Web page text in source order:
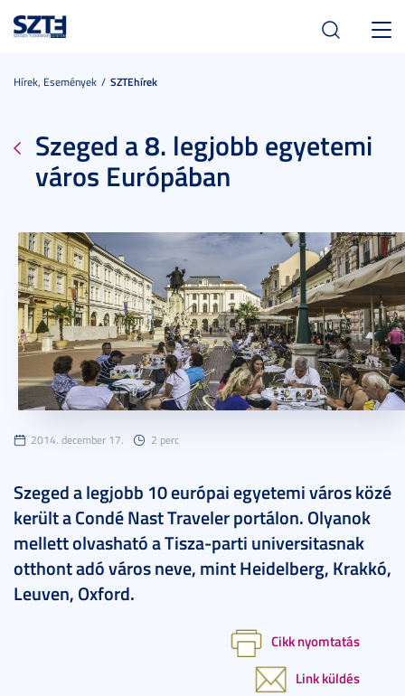
Hírek, Események SZTEhírek
Szeged a 8. legjobb egyetemi
város Európában
2014. december 17. 2 perc
Szeged a legjobb 10 európai egyetemi város közé
került a Condé Nast Traveler portálon. Olyanok
mellett olvasható a Tisza-parti universitasnak
otthont adó város neve, mint Heidelberg, Krakkó,
Leuven, Oxford.
Cikk nyomtatás
Link küldés